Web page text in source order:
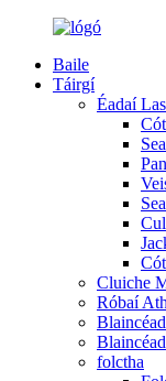
Baile
Táirgí
Éadaí
Cluiche
Róbaí
Blaincéad
folctha